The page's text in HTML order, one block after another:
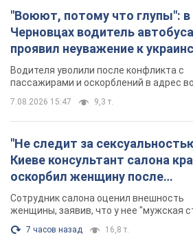
"Воюют, потому что глупы": в
Черновцах водитель автобуса
проявил неуважение к
военным и поплатился за это.
Видео
Водителя уволили после конфликта с
пассажирами и оскорблений в адрес
7.08.2026 15:47 9,3 т.
"Не следит за
Киеве консультант салона
оскорбил женщину после
химиотерапии, разгорелся
Фото
Сотрудник салона оценил внешность
женщины, заявив, что у нее "мужская
7 часов назад 16,8 т.